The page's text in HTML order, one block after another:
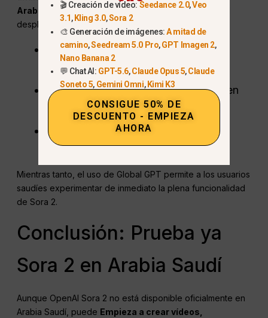
Arabia Saudí u otros países de Oriente Próximo
despliegue oficial depende de:
Cumplimiento de la normativa local e
internacional
Éxito de la ampliación y moderación en
Norteamérica
Expansión gradual para usuarios con
invitación en nuevas regiones
Mientras tanto, el uso de Global GPT permite a los usuarios
saudíes experimentar de inmediato la plena funcionalidad
de Sora 2.
Conclusión: Prueba ya
Sora 2 en Arabia Saudí
Aunque OpenAI Sora 2 no está disponible oficialmente en
Arabia Saudí, puede Empieza a crear vídeos,
🎬 Creación de vídeo: Seedance 2.0,Veo
3.1, Kling 3.0,Sora 2
🎨 Generación de imágenes:A mitad de
camino,Seedream 5.0 Pro,GPT Imagen 2,
Nano Banana 2
💬 Chat AI: GPT-5.6,Claude Opus 5,Claude
Soneto 5, Gemini Omni, Kimi K3
CONSIGUE 50% DE
DESCUENTO - EMPIEZA
AHORA